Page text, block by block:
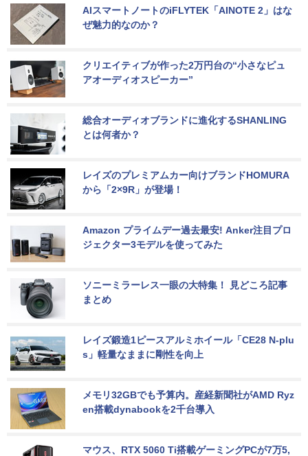
AIスマートノートのiFLYTEK「AINOTE 2」はな
ぜ魅力的なのか？
クリエイティブが作った2万円台の“小さなピュ
アオーディオスピーカー”
総合オーディオブランドに進化するSHANLING
とは何者か？
レイズのプレミアムカー向けブランドHOMURA
から「2×9R」が登場！
Amazon プライムデー過去最安! Anker注目プロ
ジェクター3モデルを使ってみた
ソニーミラーレス一眼の大特集！ 見どころ記事
まとめ
レイズ鍛造1ピースアルミホイール「CE28 N-plu
s」軽量なままに剛性を向上
メモリ32GBでも予算内。産経新聞社がAMD Ryz
en搭載dynabookを2千台導入
マウス、RTX 5060 Ti搭載ゲーミングPCが7万5,